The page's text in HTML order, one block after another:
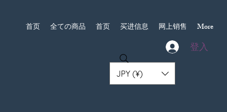
首页 全ての商品 首页 买进信息 网上销售 More
登入
JPY (¥)